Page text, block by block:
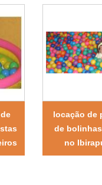
locação de
de
no